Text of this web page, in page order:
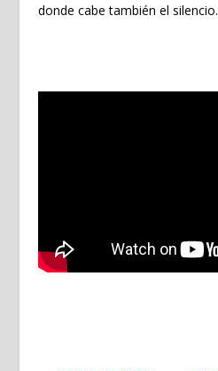
donde cabe también el silencio.